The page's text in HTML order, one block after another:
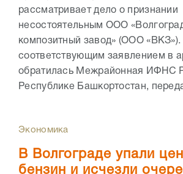
рассматривает дело о признании
несостоятельным ООО
композитный завод» (ООО
соответствующим заявлением в
обратилась Межрайонная ИФНС
Республике Башкортостан,
Экономика
В Волгограде упали
бензин и исчезли